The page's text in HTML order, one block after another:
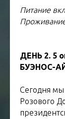
Питание
ДЕНЬ 2. 5
БУЭНОС-
Сегодня мы
Розового